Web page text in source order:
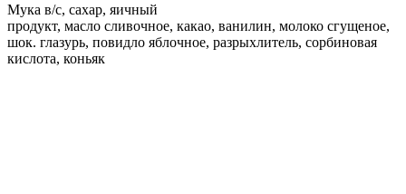
Мука в/с, сахар, яичный
продукт, масло сливочное, какао, ванилин, молоко сгущеное,
шок. глазурь, повидло яблочное, разрыхлитель, сорбиновая
кислота, коньяк